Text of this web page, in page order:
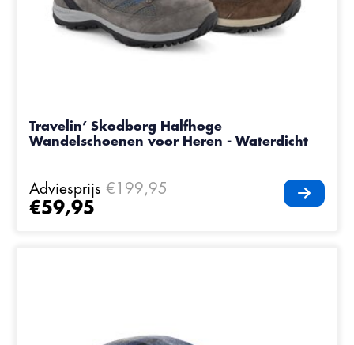
Travelin’ Skodborg Halfhoge
Wandelschoenen voor Heren - Waterdicht
Adviesprijs €199,95
€59,95